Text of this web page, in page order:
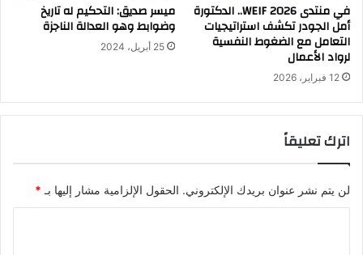
في منتدى WEIF 2026.. الدكتورة
أمل الجودر تكشف استراتيجيات
التعامل مع الضغوط النفسية
لرواد الأعمال
12 فبراير، 2026
ميسر صديق: التحكيم له تاريخ
وضوابط وهو العدالة الناجزة
25 أبريل، 2024
اترك تعليقاً
لن يتم نشر عنوان بريدك الإلكتروني. الحقول الإلزامية مشار إليها بـ *